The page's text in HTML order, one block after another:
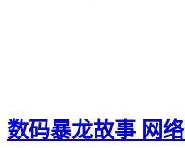
数码暴龙故事 网